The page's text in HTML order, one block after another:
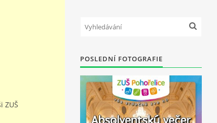
ZUŠ
POSLEDNÍ FOTOGRAFIE